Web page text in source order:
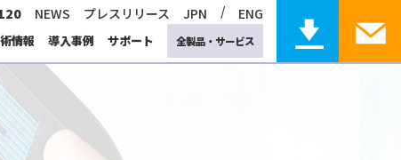
NEWS プレスリリース JPN / ENG
コンサルティング
固体物理
情報 導入事例 サポート
産業用コンピューティング サポート
全製品・サービス
計算化学